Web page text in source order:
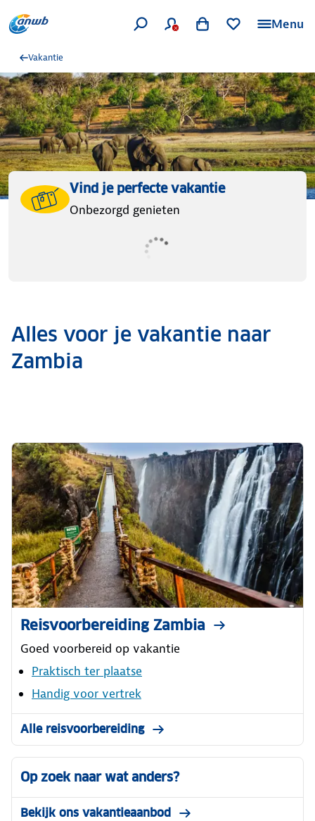
Menu
Vakantie
Vind je perfecte vakantie
Onbezorgd genieten
Alles voor je vakantie naar
Zambia
Reisvoorbereiding Zambia
Goed voorbereid op vakantie
Praktisch ter plaatse
Handig voor vertrek
Alle reisvoorbereiding
Op zoek naar wat anders?
Bekijk ons vakantieaanbod